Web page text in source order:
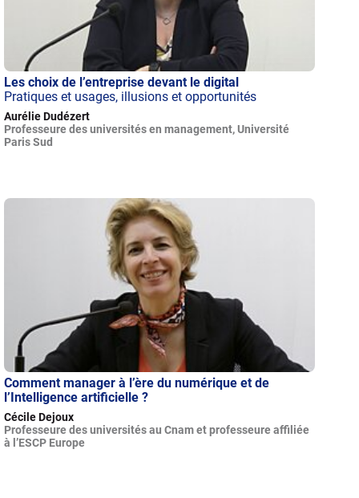
Les choix de l’entreprise devant le digital
Pratiques et usages, illusions et opportunités
Aurélie Dudézert
Professeure des universités en management, Université
Paris Sud
Comment manager à l’ère du numérique et de
l’Intelligence artificielle ?
Cécile Dejoux
Professeure des universités au Cnam et professeure affiliée
à l’ESCP Europe